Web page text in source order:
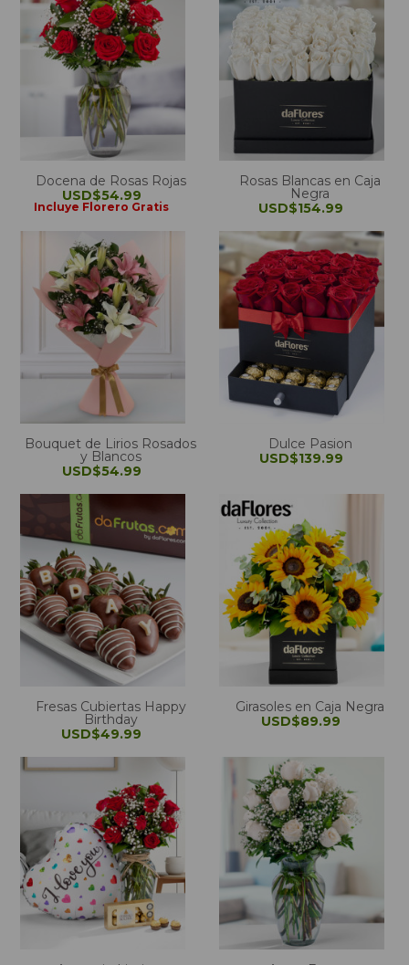
Docena de Rosas Rojas
USD$54.99
Incluye Florero Gratis
Rosas Blancas en Caja
Negra
USD$154.99
Bouquet de Lirios Rosados
y Blancos
USD$54.99
Dulce Pasion
USD$139.99
Fresas Cubiertas Happy
Birthday
USD$49.99
Girasoles en Caja Negra
USD$89.99